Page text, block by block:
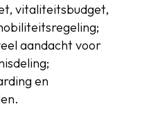
vitaliteitsbudget,
aandacht voor
en